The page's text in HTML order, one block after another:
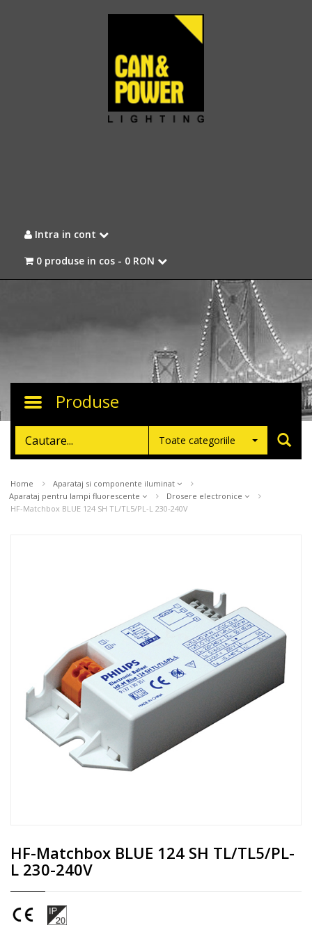
Intra in cont
0 produse in cos - 0 RON
Toggle
Produse
Toate categoriile
Home
Aparataj si componente iluminat
Aparataj pentru lampi fluorescente
Drosere electronice
HF-Matchbox BLUE 124 SH TL/TL5/PL-L 230-240V
HF-Matchbox BLUE 124 SH TL/TL5/PL-
L 230-240V